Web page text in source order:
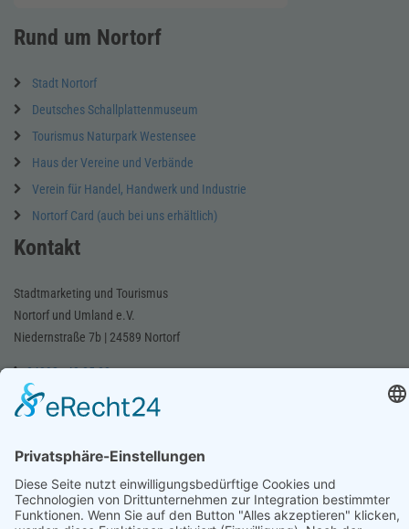
Rund um Nortorf
Stadt Nortorf
Deutsches Schallplattenmuseum
Tourismus Naturpark Westensee
Haus der Vereine und Verbände
Verein für Handel, Handwerk und Industrie
Nortorf Card (auch bei uns erhältlich)
Kontakt
Stadtmarketing und Tourismus
Nortorf und Umland e.V.
Niedernstraße 7b | 24589 Nortorf
04392 - 40 85 88
E-Mail schreiben
Notdienstapotheke finden Apotheke finden